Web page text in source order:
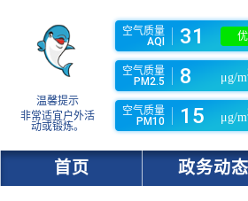
温馨提示
非常适宜户外活
动或锻炼。
空气质量
AQI
31 优
空气质量
PM2.5
8 μg/m
空气质量
PM10
15 μg/m
首页 政务动态